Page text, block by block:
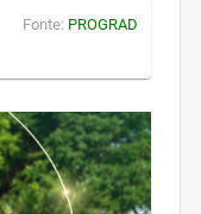
Fonte: PROGRAD